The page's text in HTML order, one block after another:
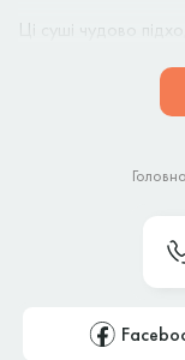
Ці суші чудово
креветкою з
завжди смачно,
Головна